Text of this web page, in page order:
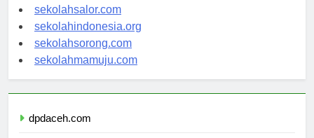
sekolahsalor.com
sekolahindonesia.org
sekolahsorong.com
sekolahmamuju.com
dpdaceh.com